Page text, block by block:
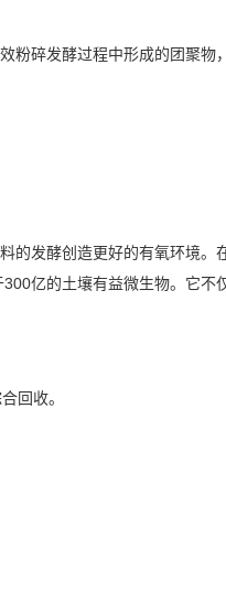
粉碎发酵过程中形成的团聚物
的发酵创造更好的有氧环境。
亿的土壤有益微生物。它不
回收。